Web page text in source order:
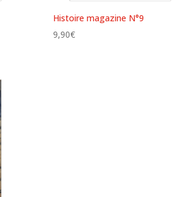
Histoire magazine N°9
9,90€